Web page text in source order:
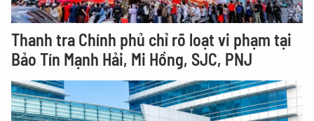
Thanh tra Chính phủ chỉ rõ loạt vi phạm tại
Bảo Tín Mạnh Hải, Mi Hồng, SJC, PNJ